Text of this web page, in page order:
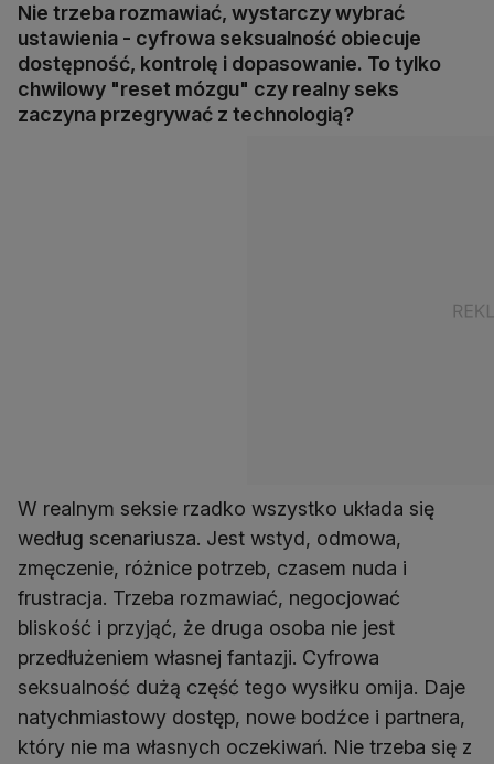
Nie trzeba rozmawiać, wystarczy wybrać
ustawienia - cyfrowa seksualność obiecuje
dostępność, kontrolę i dopasowanie. To tylko
chwilowy "reset mózgu" czy realny seks
zaczyna przegrywać z technologią?
W realnym seksie rzadko wszystko układa się
według scenariusza. Jest wstyd, odmowa,
zmęczenie, różnice potrzeb, czasem nuda i
frustracja. Trzeba rozmawiać, negocjować
bliskość i przyjąć, że druga osoba nie jest
przedłużeniem własnej fantazji. Cyfrowa
seksualność dużą część tego wysiłku omija. Daje
natychmiastowy dostęp, nowe bodźce i partnera,
który nie ma własnych oczekiwań. Nie trzeba się z